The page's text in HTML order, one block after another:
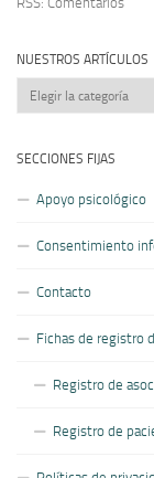
NUESTROS ARTÍCULOS
Nuestros
artículos
SECCIONES FIJAS
Apoyo psicológico
Consentimiento
Contacto
Fichas de registro
Registro de
Registro de